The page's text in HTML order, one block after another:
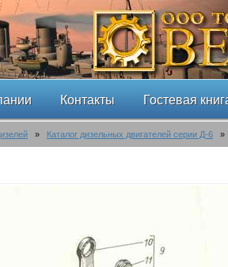
Контакты Гостевая
» Каталог дизельных двигателей серии Д-6